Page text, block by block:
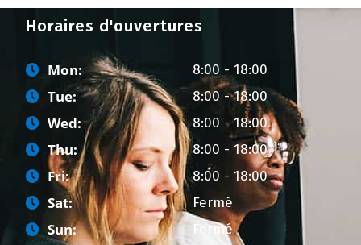
Horaires d'ouvertures
Mon: 8:00 - 18:00
Tue: 8:00 - 18:00
Wed: 8:00 - 18:00
Thu: 8:00 - 18:00
Fri: 8:00 - 18:00
Sat: Fermé
Sun: Fermé